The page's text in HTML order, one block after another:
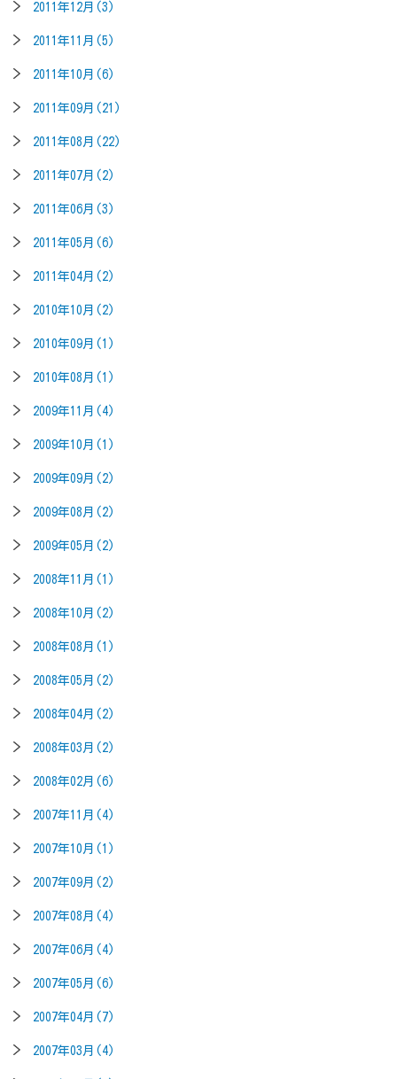
2011年12月(3)
2011年11月(5)
2011年10月(6)
2011年09月(21)
2011年08月(22)
2011年07月(2)
2011年06月(3)
2011年05月(6)
2011年04月(2)
2010年10月(2)
2010年09月(1)
2010年08月(1)
2009年11月(4)
2009年10月(1)
2009年09月(2)
2009年08月(2)
2009年05月(2)
2008年11月(1)
2008年10月(2)
2008年08月(1)
2008年05月(2)
2008年04月(2)
2008年03月(2)
2008年02月(6)
2007年11月(4)
2007年10月(1)
2007年09月(2)
2007年08月(4)
2007年06月(4)
2007年05月(6)
2007年04月(7)
2007年03月(4)